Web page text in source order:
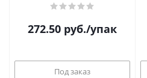
272.50 руб./упак
Под заказ